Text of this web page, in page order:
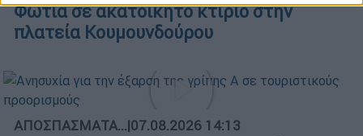
Φωτιά σε ακατοίκητο κτίριο στην
πλατεία Κουμουνδούρου
ΑΠΟΣΠΑΣΜΑΤΑ...|07.08.2026 14:13